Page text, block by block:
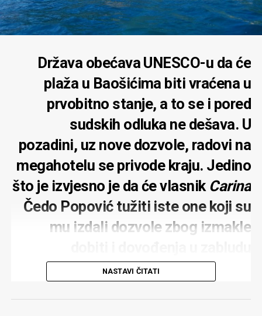
Država obećava UNESCO-u da će
plaža u Baošićima biti vraćena u
prvobitno stanje, a to se i pored
sudskih odluka ne dešava. U
pozadini, uz nove dozvole, radovi na
megahotelu se privode kraju. Jedino
što je izvjesno je da će vlasnik Carina
Čedo Popović tužiti iste one koji su
mu izdali dozvole zbog izmakle
NASTAVI ČITATI